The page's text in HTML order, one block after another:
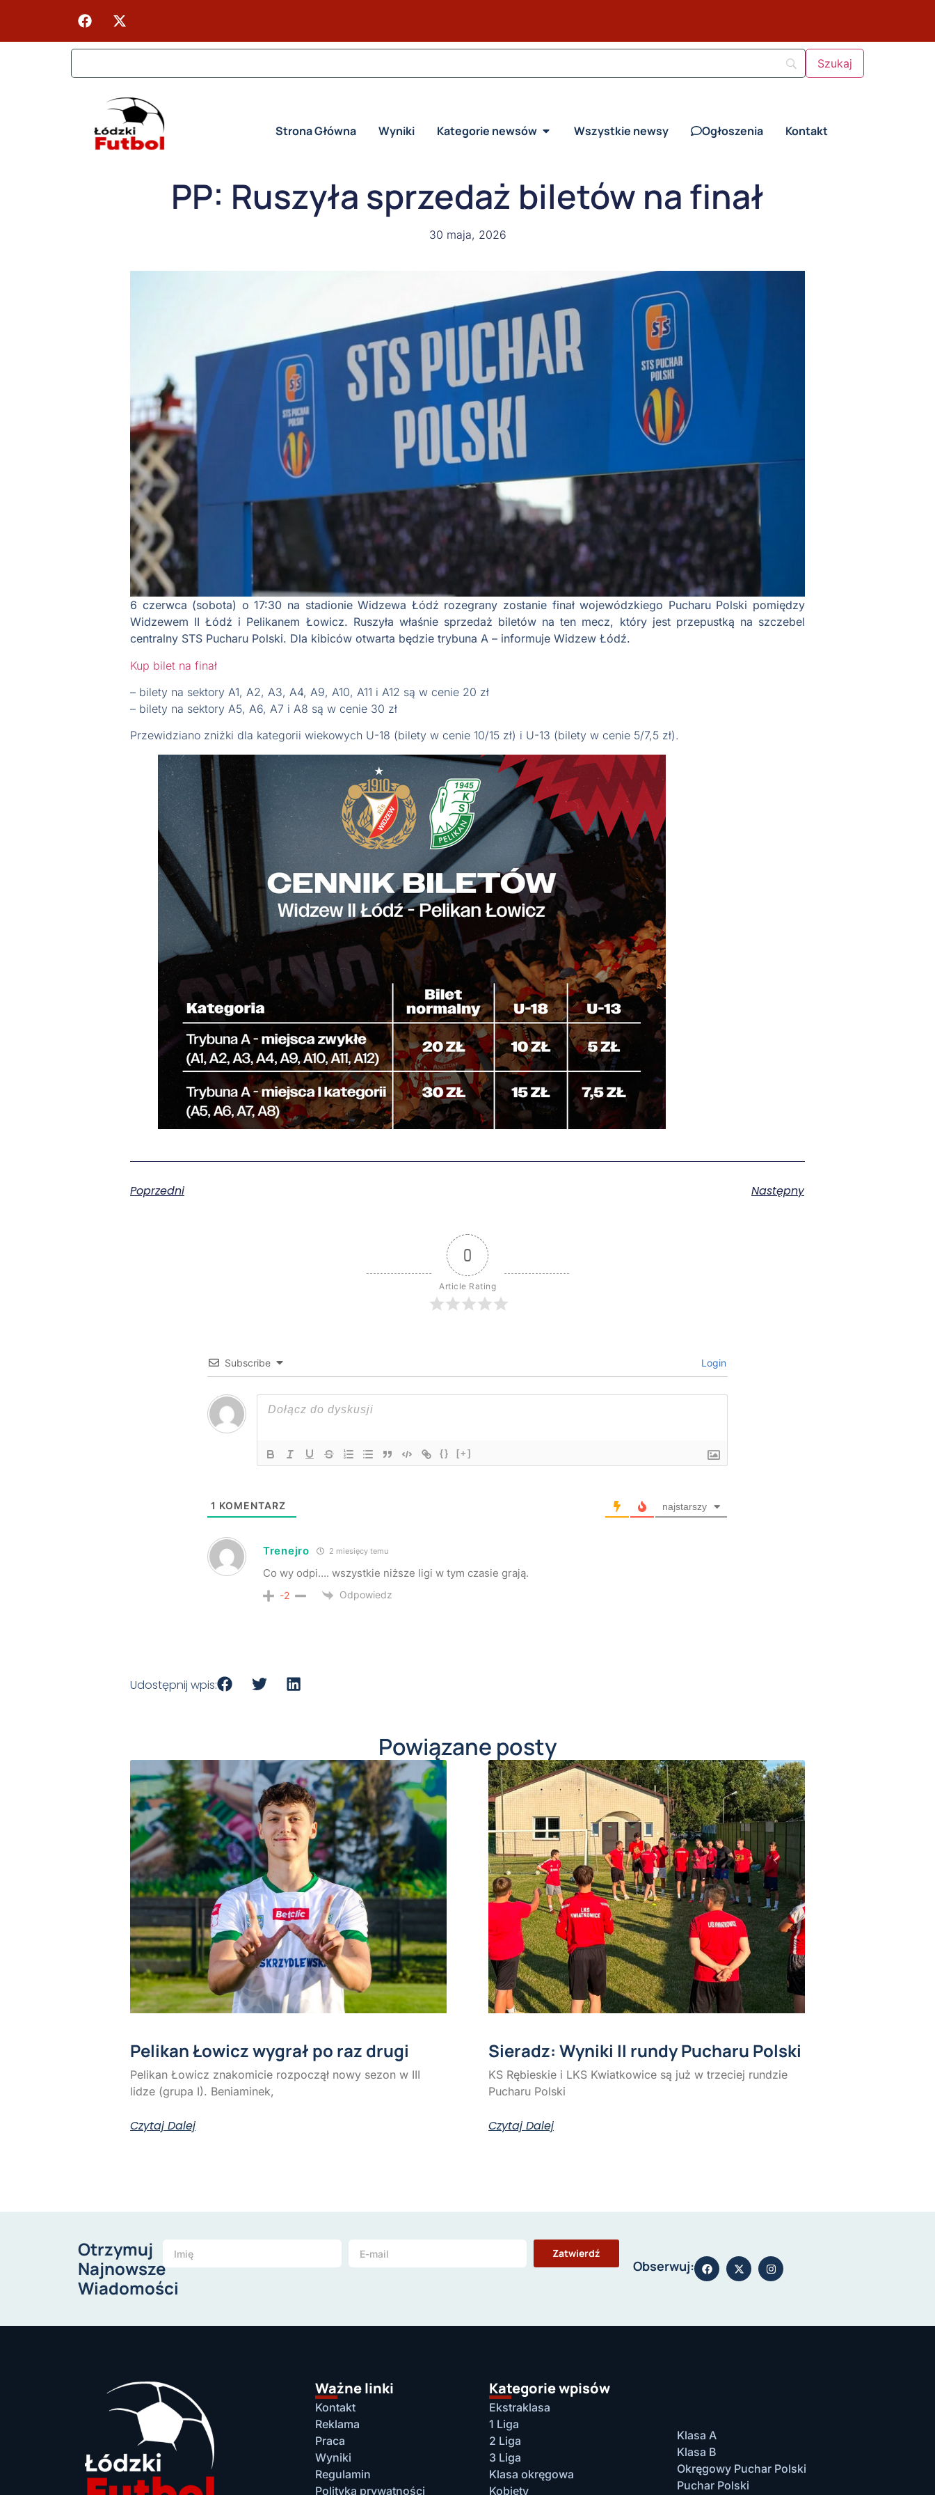
Strona Główna Wyniki Kategorie newsów Wszystkie newsy Ogłoszenia Kontakt
PP: Ruszyła sprzedaż biletów na finał
30 maja, 2026
6 czerwca (sobota) o 17:30 na stadionie Widzewa Łódź rozegrany zostanie finał wojewódzkiego Pucharu Polski pomiędzy
Widzewem II Łódź i Pelikanem Łowicz. Ruszyła właśnie sprzedaż biletów na ten mecz, który jest przepustką na szczebel
centralny STS Pucharu Polski. Dla kibiców otwarta będzie trybuna A – informuje Widzew Łódź.
Kup bilet na finał
– bilety na sektory A1, A2, A3, A4, A9, A10, A11 i A12 są w cenie 20 zł
– bilety na sektory A5, A6, A7 i A8 są w cenie 30 zł
Przewidziano zniżki dla kategorii wiekowych U-18 (bilety w cenie 10/15 zł) i U-13 (bilety w cenie 5/7,5 zł).
Poprzedni Następny
0
Article Rating
Subscribe Login
{} [+]
1 KOMENTARZ najstarszy
Trenejro 2 miesięcy temu
Co wy odpi…. wszystkie niższe ligi w tym czasie grają.
-2 Odpowiedz
Udostępnij wpis:
Powiązane posty
Pelikan Łowicz wygrał po raz drugi
Pelikan Łowicz znakomicie rozpoczął nowy sezon w III
lidze (grupa I). Beniaminek,
Czytaj Dalej
Sieradz: Wyniki II rundy Pucharu Polski
KS Rębieskie i LKS Kwiatkowice są już w trzeciej rundzie
Pucharu Polski
Czytaj Dalej
Otrzymuj
Najnowsze
Wiadomości
Zatwierdź
Obserwuj:
Ważne linki
Kontakt
Reklama
Praca
Wyniki
Regulamin
Polityka prywatności
Kategorie wpisów
Ekstraklasa
1 Liga
2 Liga
3 Liga
Klasa okręgowa
Kobiety
Klasa A
Klasa B
Okręgowy Puchar Polski
Puchar Polski